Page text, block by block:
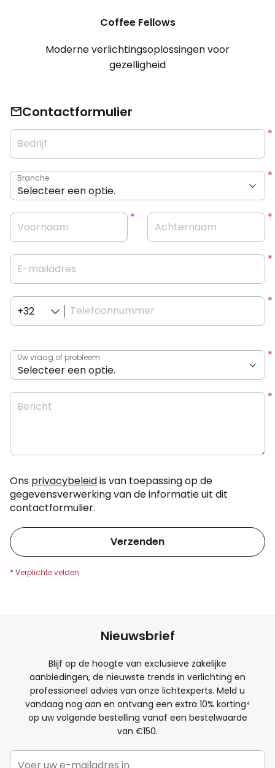
Coffee Fellows
Moderne verlichtingsoplossingen voor
gezelligheid
Contactformulier
Bedrijf
Branche
Voornaam Achternaam
E-mailadres
Telefoonnummer
+32
Uw vraag of probleem
Bericht
Ons privacybeleidis van toepassing op de
gegevensverwerking van de informatie uit dit
contactformulier.
Verzenden
Nieuwsbrief
Blijf op de hoogte van exclusieve zakelijke
aanbiedingen, de nieuwste trends in verlichting en
professioneel advies van onze lichtexperts. Meld u
vandaag nog aan en ontvang een extra 10% korting⁴
op uw volgende bestelling vanaf een bestelwaarde
van €150.